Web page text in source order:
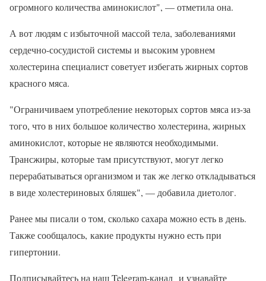
огромного количества аминокислот", — отметила она.
А вот людям с избыточной массой тела, заболеваниями
сердечно-сосудистой системы и высоким уровнем
холестерина специалист советует избегать жирных сортов
красного мяса.
"Ограничиваем употребление некоторых сортов мяса из-за
того, что в них большое количество холестерина, жирных
аминокислот, которые не являются необходимыми.
Трансжиры, которые там присутствуют, могут легко
перерабатываться организмом и так же легко откладываться
в виде холестериновых бляшек", — добавила диетолог.
Ранее мы писали о том, сколько сахара можно есть в день.
Также сообщалось, какие продукты нужно есть при
гипертонии.
Подписывайтесь на наш Telegram-канал и узнавайте